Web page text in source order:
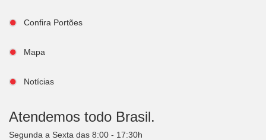
Confira Portões
Mapa
Notícias
Atendemos todo Brasil.
Segunda a Sexta das 8:00 - 17:30h